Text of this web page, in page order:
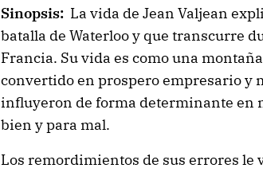
Sinopsis: La vida de Jean Valjean
batalla de Waterloo y que transcurre
Francia. Su vida es como una
convertido en prospero empresario y
influyeron de forma determinante en
bien y para mal.
Los remordimientos de sus errores le